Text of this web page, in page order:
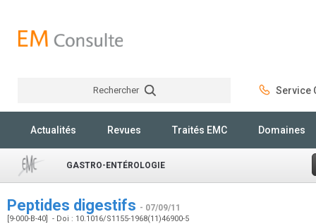
Rechercher Service
Actualités Revues Traités EMC Domaines
GASTRO-ENTÉROLOGIE
Peptides digestifs - 07/09/11
[9-000-B-40] - Doi : 10.1016/S1155-1968(11)46900-5